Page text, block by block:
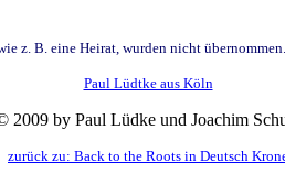
z. B. eine Heirat, wurden nicht übernommen.
Paul Lüdtke aus Köln
2009 by Paul Lüdke und Joachim
zurück zu: Back to the Roots in Deutsch